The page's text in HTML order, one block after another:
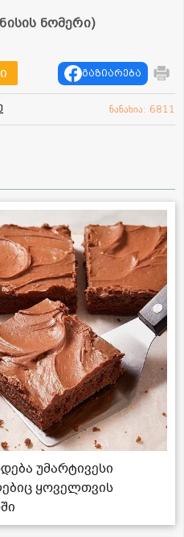
ნომერი)
გაზიარება
ნანახია: 6811
უმარტივესი
ყოველთვის